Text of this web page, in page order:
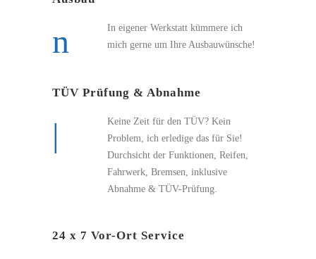
In eigener Werkstatt kümmere ich
mich gerne um Ihre Ausbauwünsche!
TÜV Prüfung & Abnahme
Keine Zeit für den TÜV? Kein
Problem, ich erledige das für Sie!
Durchsicht der Funktionen, Reifen,
Fahrwerk, Bremsen, inklusive
Abnahme & TÜV-Prüfung.
24 x 7 Vor-Ort Service